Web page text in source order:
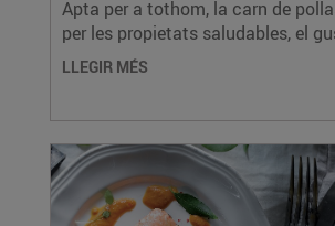
Apta per a tothom, la carn de
per les propietats saludables, el
LLEGIR MÉS